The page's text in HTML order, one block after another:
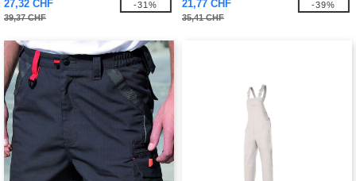
27,32 CHF
39,37 CHF
-31% 21,77 CHF
35,41 CHF
-39%